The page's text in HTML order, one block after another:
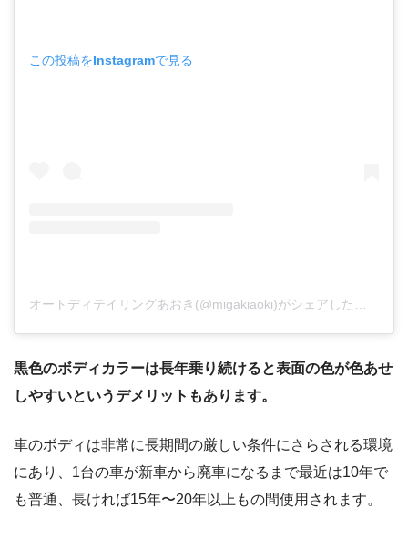
この投稿をInstagramで見る
黒色のボディカラーは長年乗り続けると表面の色が色あせ
しやすいというデメリットもあります。
車のボディは非常に長期間の厳しい条件にさらされる環境
にあり、1台の車が新車から廃車になるまで最近は10年で
も普通、長ければ15年〜20年以上もの間使用されます。